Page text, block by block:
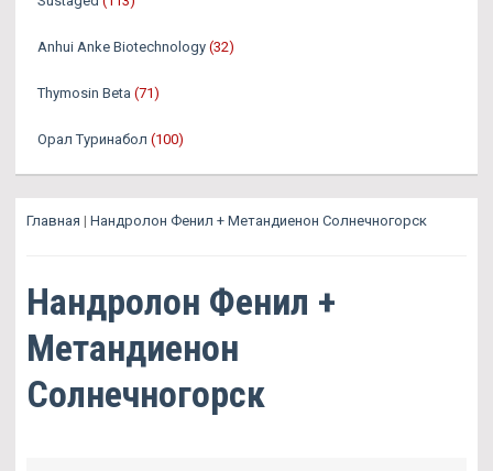
Anhui Anke Biotechnology (32)
Thymosin Beta (71)
Орал Туринабол (100)
Главная | Нандролон Фенил + Метандиенон Солнечногорск
Нандролон Фенил +
Метандиенон
Солнечногорск